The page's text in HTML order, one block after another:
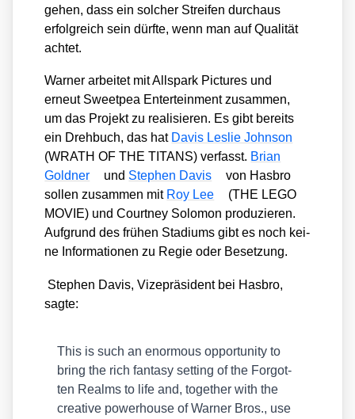
ge­hen, dass ein sol­cher Strei­fen durch­aus
erfolg­reich sein dürf­te, wenn man auf Qua­li­tät
ach­tet.
War­ner arbei­tet mit All­spark Pic­tures und
erneut Sweet­pea Entert­ein­ment zusam­men,
um das Pro­jekt zu rea­li­sie­ren. Es gibt bereits
ein Dreh­buch, das hat Davis Les­lie John­son
(WRATH OF THE TITANS) ver­fasst. Bri­an
Gold­ner
und Ste­phen Davis
von Has­bro
sol­len zusam­men mit Roy Lee
(THE LEGO
MOVIE) und Court­ney Solo­mon pro­du­zie­ren.
Auf­grund des frü­hen Sta­di­ums gibt es noch kei­
ne Infor­ma­tio­nen zu Regie oder Beset­zung.
Ste­phen Davis, Vize­prä­si­dent bei Has­bro,
sag­te:
This is such an enorm­ous oppor­tu­ni­ty to
bring the rich fan­ta­sy set­ting of the For­got­
ten Realms to life and, tog­e­ther with the
crea­ti­ve power­house of War­ner Bros., use